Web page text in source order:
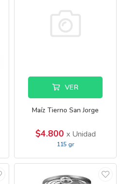
VER
Maíz Tierno San Jorge
$4.800 x Unidad
115 gr